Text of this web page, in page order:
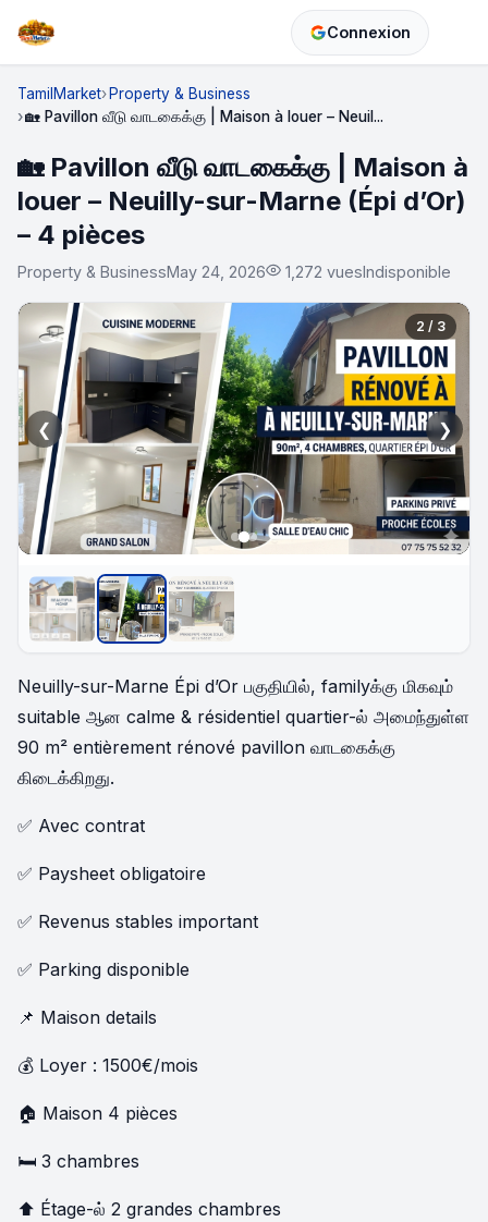
Connexion
TamilMarket Property & Business
🏡 Pavillon வீடு வாடகைக்கு | Maison à louer – Neuil...
🏡 Pavillon வீடு வாடகைக்கு | Maison à
louer – Neuilly-sur-Marne (Épi d’Or)
– 4 pièces
Property & BusinessMay 24, 2026 1,272 vuesIndisponible
INDISPONIBLE
❮ ❯
2 / 3
Neuilly-sur-Marne Épi d’Or பகுதியில், familyக்கு மிகவும்
suitable ஆன calme & résidentiel quartier-ல் அமைந்துள்ள
90 m² entièrement rénové pavillon வாடகைக்கு
கிடைக்கிறது.
✅ Avec contrat
✅ Paysheet obligatoire
✅ Revenus stables important
✅ Parking disponible
📌 Maison details
💰 Loyer : 1500€/mois
🏠 Maison 4 pièces
🛏️ 3 chambres
⬆️ Étage-ல் 2 grandes chambres